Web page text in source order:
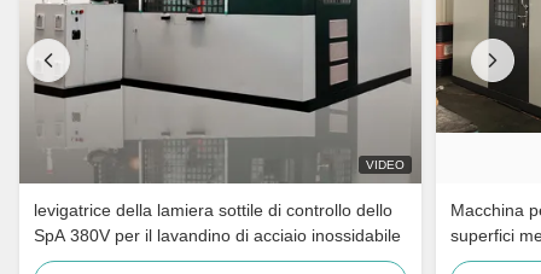
VIDEO
levigatrice della lamiera sottile di controllo dello
SpA 380V per il lavandino di acciaio inossidabile
Macchina
superfici
rubinetti